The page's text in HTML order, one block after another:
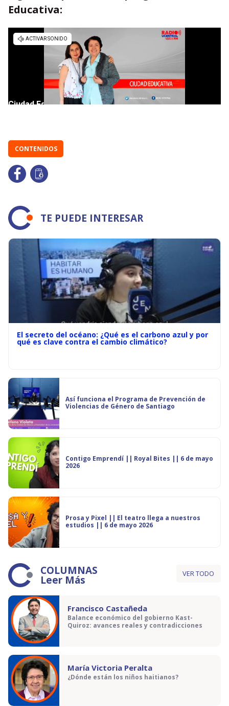
Educativa:
CONTENIDOS
TE PUEDE INTERESAR
El secreto del océano: ¿Qué es el carbono azul y por
qué es clave contra el cambio climático?
Así funciona el Programa de Prevención de
Violencias de Género de Santiago
Contigo Emprendí || Royal Bites || 6 de mayo
2026
Prosa y Pixel || El teatro llega a nuestros
estudios || 6 de mayo 2026
COLUMNAS
Leer Más VER TODO
Francisco Castañeda
Balance económico del gobierno Kast-
Quiroz: avances reales y contradicciones
María Victoria Peralta
¿Dónde están los niños haitianos?